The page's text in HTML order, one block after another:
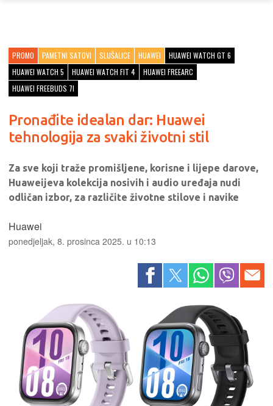
PROMO PAMETNI SATOVI SLUŠALICE HUAWEI
HUAWEI WATCH GT 6
HUAWEI WATCH 5
HUAWEI WATCH FIT 4
HUAWEI FREEARC
HUAWEI FREEBUDS 7I
Pronađite idealan dar: Huawei
tehnologija za svaki životni stil
Za sve koji traže promišljene, korisne i lijepe darove,
Huaweijeva kolekcija nosivih i audio uređaja nudi
odličan izbor, za različite životne stilove i navike
Huawei
ponedjeljak, 8. prosinca 2025. u 10:13